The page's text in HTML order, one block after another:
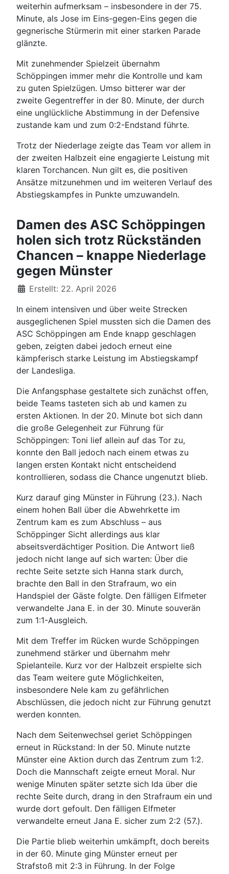
weiterhin aufmerksam – insbesondere in der 75.
Minute, als Jose im Eins-gegen-Eins gegen die
gegnerische Stürmerin mit einer starken Parade
glänzte.
Mit zunehmender Spielzeit übernahm
Schöppingen immer mehr die Kontrolle und kam
zu guten Spielzügen. Umso bitterer war der
zweite Gegentreffer in der 80. Minute, der durch
eine unglückliche Abstimmung in der Defensive
zustande kam und zum 0:2-Endstand führte.
Trotz der Niederlage zeigte das Team vor allem in
der zweiten Halbzeit eine engagierte Leistung mit
klaren Torchancen. Nun gilt es, die positiven
Ansätze mitzunehmen und im weiteren Verlauf des
Abstiegskampfes in Punkte umzuwandeln.
Damen des ASC Schöppingen
holen sich trotz Rückständen
Chancen – knappe Niederlage
gegen Münster
DetailsErstellt: 22. April 2026
In einem intensiven und über weite Strecken
ausgeglichenen Spiel mussten sich die Damen des
ASC Schöppingen am Ende knapp geschlagen
geben, zeigten dabei jedoch erneut eine
kämpferisch starke Leistung im Abstiegskampf
der Landesliga.
Die Anfangsphase gestaltete sich zunächst offen,
beide Teams tasteten sich ab und kamen zu
ersten Aktionen. In der 20. Minute bot sich dann
die große Gelegenheit zur Führung für
Schöppingen: Toni lief allein auf das Tor zu,
konnte den Ball jedoch nach einem etwas zu
langen ersten Kontakt nicht entscheidend
kontrollieren, sodass die Chance ungenutzt blieb.
Kurz darauf ging Münster in Führung (23.). Nach
einem hohen Ball über die Abwehrkette im
Zentrum kam es zum Abschluss – aus
Schöppinger Sicht allerdings aus klar
abseitsverdächtiger Position. Die Antwort ließ
jedoch nicht lange auf sich warten: Über die
rechte Seite setzte sich Hanna stark durch,
brachte den Ball in den Strafraum, wo ein
Handspiel der Gäste folgte. Den fälligen Elfmeter
verwandelte Jana E. in der 30. Minute souverän
zum 1:1-Ausgleich.
Mit dem Treffer im Rücken wurde Schöppingen
zunehmend stärker und übernahm mehr
Spielanteile. Kurz vor der Halbzeit erspielte sich
das Team weitere gute Möglichkeiten,
insbesondere Nele kam zu gefährlichen
Abschlüssen, die jedoch nicht zur Führung genutzt
werden konnten.
Nach dem Seitenwechsel geriet Schöppingen
erneut in Rückstand: In der 50. Minute nutzte
Münster eine Aktion durch das Zentrum zum 1:2.
Doch die Mannschaft zeigte erneut Moral. Nur
wenige Minuten später setzte sich Ida über die
rechte Seite durch, drang in den Strafraum ein und
wurde dort gefoult. Den fälligen Elfmeter
verwandelte erneut Jana E. sicher zum 2:2 (57.).
Die Partie blieb weiterhin umkämpft, doch bereits
in der 60. Minute ging Münster erneut per
Strafstoß mit 2:3 in Führung. In der Folge